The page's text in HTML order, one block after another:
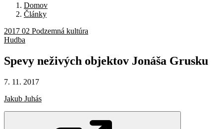
Domov
Články
2017 02 Podzemná kultúra
Hudba
Spevy neživých objektov Jonáša Grusku
7. 11. 2017
Jakub Juhás